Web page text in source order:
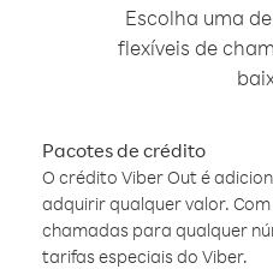
Escolha uma
flexíveis de
Pacotes de crédito
O crédito Viber Out é
adquirir qualquer valor.
chamadas para qualquer
tarifas especiais do Viber.